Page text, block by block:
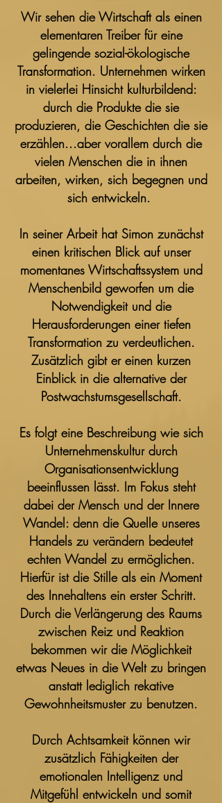
Wir sehen die Wirtschaft als einen
elementaren Treiber für eine
gelingende sozial-ökologische
Transformation. Unternehmen wirken
in vielerlei Hinsicht kulturbildend:
durch die Produkte die sie
produzieren, die Geschichten die sie
erzählen...aber vorallem durch die
vielen Menschen die in ihnen
arbeiten, wirken, sich begegnen und
sich entwickeln.
In seiner Arbeit hat Simon zunächst
einen kritischen Blick auf unser
momentanes Wirtschaftssystem und
Menschenbild geworfen um die
Notwendigkeit und die
Herausforderungen einer tiefen
Transformation zu verdeutlichen.
Zusätzlich gibt er einen kurzen
Einblick in die alternative der
Postwachstumsgesellschaft.
Es folgt eine Beschreibung wie sich
Unternehmenskultur durch
Organisationsentwicklung
beeinflussen lässt. Im Fokus steht
dabei der Mensch und der Innere
Wandel: denn die Quelle unseres
Handels zu verändern bedeutet
echten Wandel zu ermöglichen.
Hierfür ist die Stille als ein Moment
des Innehaltens ein erster Schritt.
Durch die Verlängerung des Raums
zwischen Reiz und Reaktion
bekommen wir die Möglichkeit
etwas Neues in die Welt zu bringen
anstatt lediglich rekative
Gewohnheitsmuster zu benutzen.
Durch Achtsamkeit können wir
zusätzlich Fähigkeiten der
emotionalen Intelligenz und
Mitgefühl entwickeln und somit